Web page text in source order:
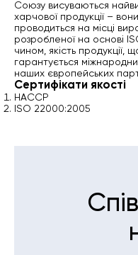
Союзу висуваються
харчової продукції –
проводиться на місці
розробленої на основі
чином, якість продукції,
гарантується
наших європейських
Сертифікати якості
HACCP
ISO 22000:2005